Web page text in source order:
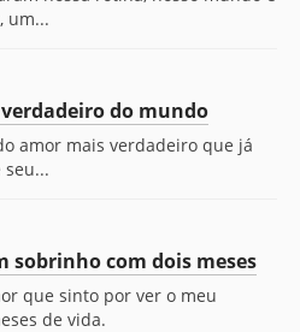
um...
do mundo
amor mais verdadeiro que já
seu...
sobrinho com dois meses
que sinto por ver o meu
de vida.